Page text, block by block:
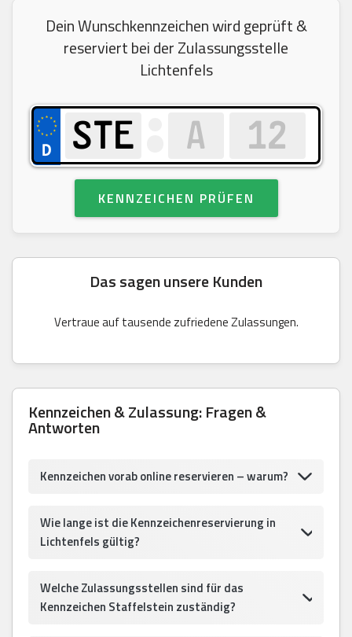
Dein Wunschkennzeichen wird geprüft &
reserviert bei der Zulassungsstelle
Lichtenfels
KENNZEICHEN PRÜFEN
Das sagen unsere Kunden
Vertraue auf tausende zufriedene Zulassungen.
Kennzeichen & Zulassung: Fragen &
Antworten
Kennzeichen vorab online reservieren – warum?
Wie lange ist die Kennzeichenreservierung in
Lichtenfels gültig?
Welche Zulassungsstellen sind für das
Kennzeichen Staffelstein zuständig?